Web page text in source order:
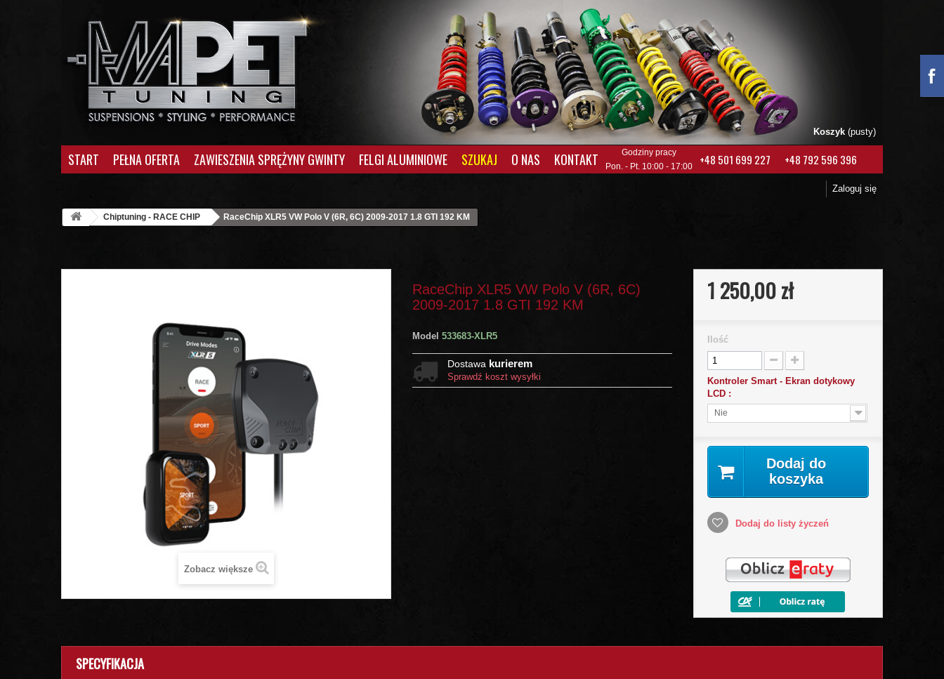
Koszyk (pusty)
START PEŁNA OFERTA ZAWIESZENIA SPRĘŻYNY GWINTY FELGI ALUMINIOWE SZUKAJ O NAS KONTAKT
Godziny pracy
Pon. - Pt. 10:00 - 17:00
+48 501 699 227 +48 792 596 396
Zaloguj się
Chiptuning - RACE CHIP RaceChip XLR5 VW Polo V (6R, 6C) 2009-2017 1.8 GTI 192 KM
Zobacz większe
RaceChip XLR5 VW Polo V (6R, 6C)
2009-2017 1.8 GTI 192 KM
Model 533683-XLR5
Dostawa kurierem
Sprawdź koszt wysyłki
1 250,00 zł
Ilość
Kontroler Smart - Ekran dotykowy
LCD :
Nie
Dodaj do
koszyka
Dodaj do listy życzeń
SPECYFIKACJA